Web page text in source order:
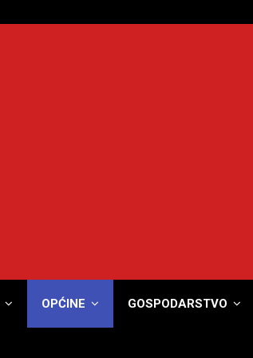
OPĆINE GOSPODARSTVO